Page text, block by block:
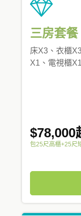
三房套餐
床X3、衣櫃
X1、電視櫃
$78,000
包25尺高櫃+25尺